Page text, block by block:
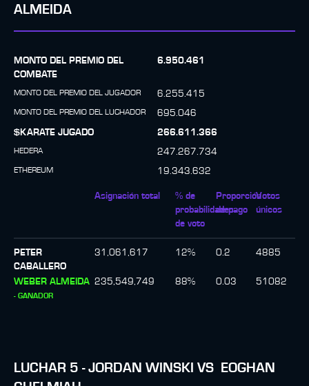
ALMEIDA
MONTO DEL PREMIO DEL
COMBATE
6.950.461
MONTO DEL PREMIO DEL JUGADOR 6.255.415
MONTO DEL PREMIO DEL LUCHADOR
695.046
$KARATE JUGADO
266.611.366
HEDERA 247.267.734
ETHEREUM 19.343.632
Asignación total
% de
probabilidades
de voto
Proporción
de pago
Votos
únicos
PETER
CABALLERO
31,061,617 12% 0.2 4885
WEBER ALMEIDA
- GANADOR
235,549,749 88% 0.03 51082
LUCHAR 5 - JORDAN WINSKI VS
EOGHAN